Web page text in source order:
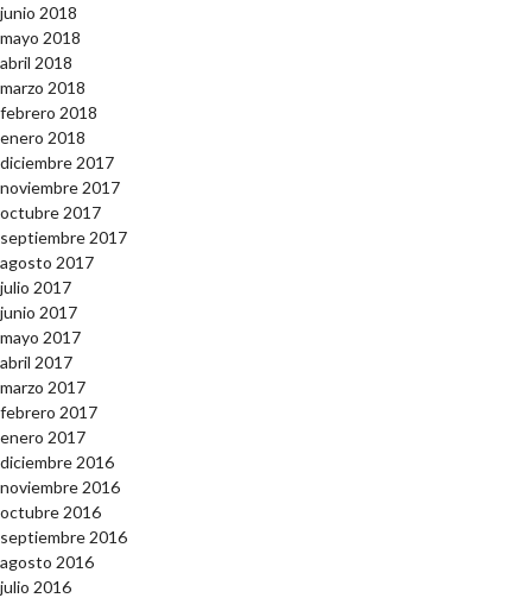
junio 2018
mayo 2018
abril 2018
marzo 2018
febrero 2018
enero 2018
diciembre 2017
noviembre 2017
octubre 2017
septiembre 2017
agosto 2017
julio 2017
junio 2017
mayo 2017
abril 2017
marzo 2017
febrero 2017
enero 2017
diciembre 2016
noviembre 2016
octubre 2016
septiembre 2016
agosto 2016
julio 2016